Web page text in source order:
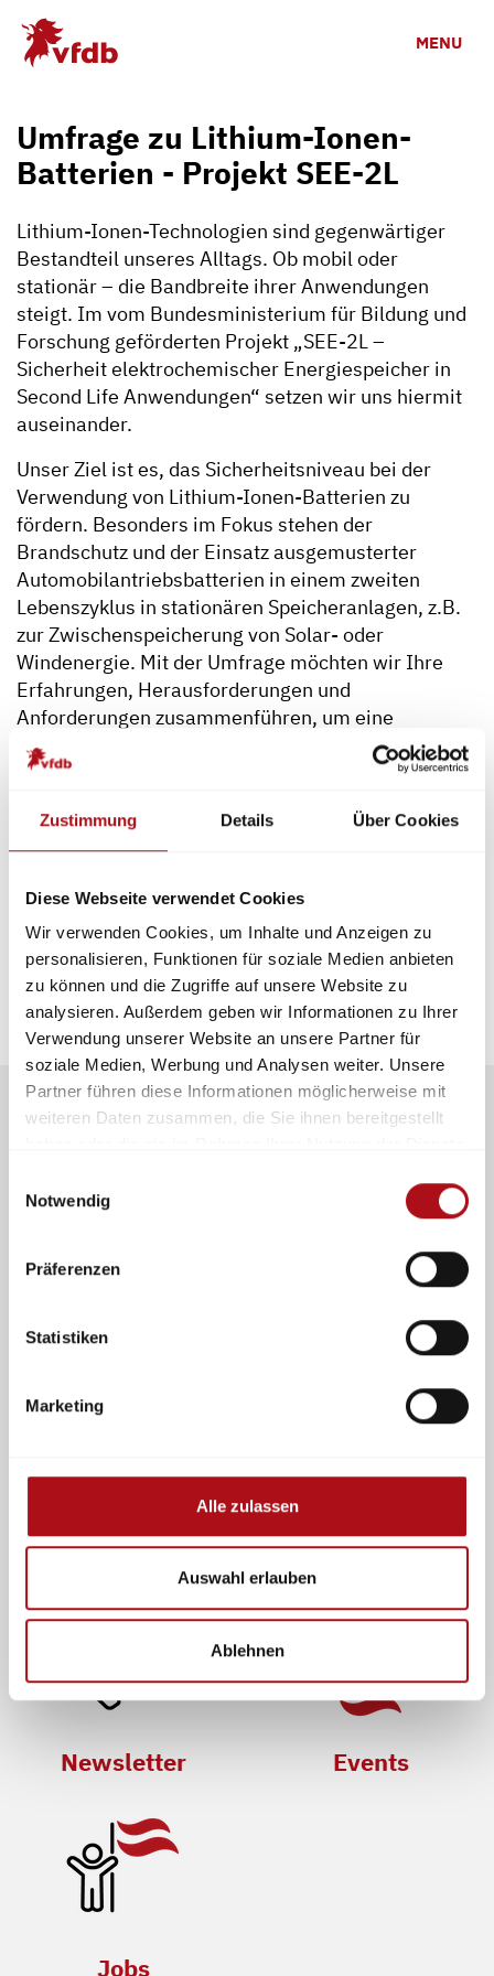
Zustimmung Details Über Cookies
Diese Webseite verwendet Cookies
Wir verwenden Cookies, um Inhalte und Anzeigen zu
personalisieren, Funktionen für soziale Medien anbieten
zu können und die Zugriffe auf unsere Website zu
analysieren. Außerdem geben wir Informationen zu Ihrer
Verwendung unserer Website an unsere Partner für
soziale Medien, Werbung und Analysen weiter. Unsere
Partner führen diese Informationen möglicherweise mit
weiteren Daten zusammen, die Sie ihnen bereitgestellt
Notwendig
Präferenzen
Statistiken
Marketing
Alle zulassen
Auswahl erlauben
Ablehnen
Zum Hauptinhalt
MENU
Umfrage zu Lithium-Ionen-
Batterien - Projekt SEE-2L
Lithium-Ionen-Technologien sind gegenwärtiger
Bestandteil unseres Alltags. Ob mobil oder
stationär – die Bandbreite ihrer Anwendungen
steigt. Im vom Bundesministerium für Bildung und
Forschung geförderten Projekt „SEE-2L –
Sicherheit elektrochemischer Energiespeicher in
Second Life Anwendungen“ setzen wir uns hiermit
auseinander.
Unser Ziel ist es, das Sicherheitsniveau bei der
Verwendung von Lithium-Ionen-Batterien zu
fördern. Besonders im Fokus stehen der
Brandschutz und der Einsatz ausgemusterter
Automobilantriebsbatterien in einem zweiten
Lebenszyklus in stationären Speicheranlagen, z.B.
zur Zwischenspeicherung von Solar- oder
Windenergie. Mit der Umfrage möchten wir Ihre
Erfahrungen, Herausforderungen und
Anforderungen zusammenführen, um eine
zielgenaue Forschung für die Anwendung
durchzuführen.
Die Ergebnisse der vorangegangenen Umfragen
sind nun online.
Umfrageergebnisse
Für weitere Fragen wenden Sie sich bitte an Dr.
Sarah-K. Hahn.
Mitmachen und Kontakte
knüpfen
im Netzwerk für Schutz, Rettung
und Sicherheit
Mitglied werden Presse
Newsletter Events
Jobs